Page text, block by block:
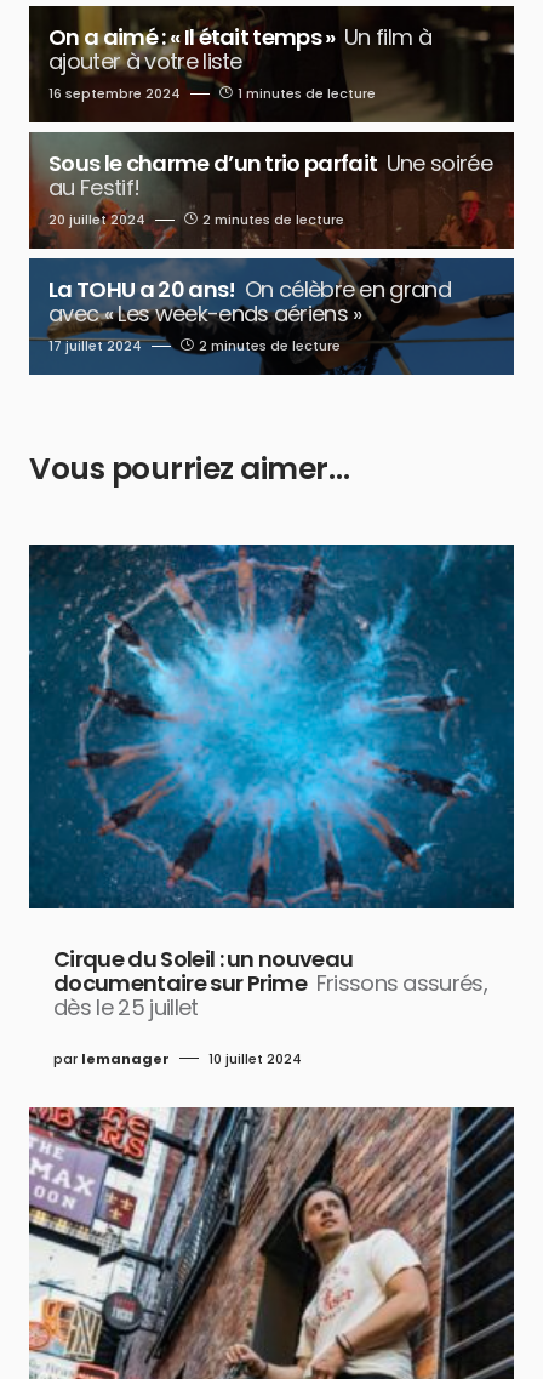
On a aimé : « Il était temps » Un film à
ajouter à votre liste
16 septembre 2024 1 minutes de lecture
Sous le charme d’un trio parfait Une soirée
au Festif!
20 juillet 2024 2 minutes de lecture
La TOHU a 20 ans! On célèbre en grand
avec « Les week-ends aériens »
17 juillet 2024 2 minutes de lecture
Vous pourriez aimer…
Cirque du Soleil : un nouveau
documentaire sur Prime Frissons assurés,
dès le 25 juillet
par lemanager 10 juillet 2024